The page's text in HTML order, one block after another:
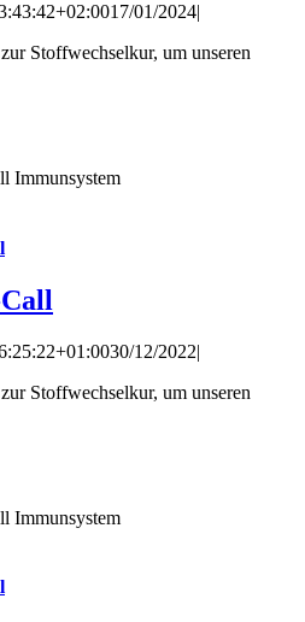
17/01/2024|
Stoffwechselkur, um unseren
30/12/2022|
Stoffwechselkur, um unseren